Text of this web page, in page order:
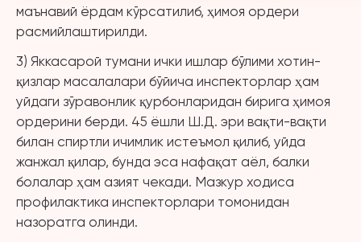
маънавий ёрдам кўрсатилиб, ҳимоя ордери
расмийлаштирилди.
3) Яккасарой тумани ички ишлар бўлими хотин-
қизлар масалалари бўйича инспекторлар ҳам
уйдаги зўравонлик қурбонларидан бирига ҳимоя
ордерини берди. 45 ёшли Ш.Д. эри вақти-вақти
билан спиртли ичимлик истеъмол қилиб, уйда
жанжал қилар, бунда эса нафақат аёл, балки
болалар ҳам азият чекади. Мазкур ходиса
профилактика инспекторлари томонидан
назоратга олинди.